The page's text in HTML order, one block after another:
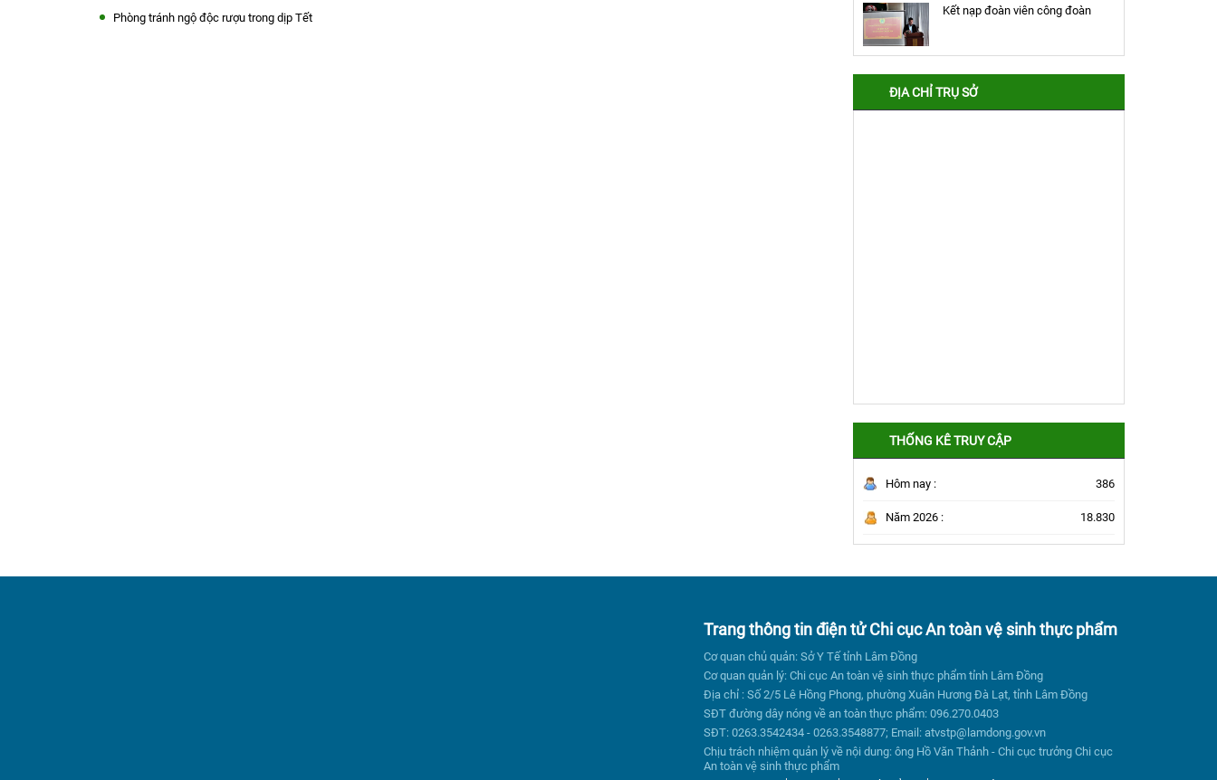
Phòng tránh ngộ độc rượu trong dịp Tết
Kết nạp đoàn viên công đoàn
ĐỊA CHỈ TRỤ SỞ
THỐNG KÊ TRUY CẬP
Hôm nay : 386
Năm 2026 : 18.830
Trang thông tin điện tử Chi cục An toàn vệ sinh thực phẩm
Cơ quan chủ quản: Sở Y Tế tỉnh Lâm Đồng
Cơ quan quản lý: Chi cục An toàn vệ sinh thực phẩm tỉnh Lâm Đồng
Địa chỉ : Số 2/5 Lê Hồng Phong, phường Xuân Hương Đà Lạt, tỉnh Lâm Đồng
SĐT đường dây nóng về an toàn thực phẩm: 096.270.0403
SĐT: 0263.3542434 - 0263.3548877; Email: atvstp@lamdong.gov.vn
Chịu trách nhiệm quản lý về nội dung: ông Hồ Văn Thảnh - Chi cục trưởng Chi cục
An toàn vệ sinh thực phẩm